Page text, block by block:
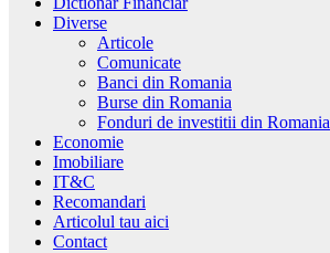
Diverse
Articole
Comunicate
Banci din Romania
Burse din Romania
Fonduri de investitii din Romania
Economie
Imobiliare
IT&C
Recomandari
Articolul tau aici
Contact